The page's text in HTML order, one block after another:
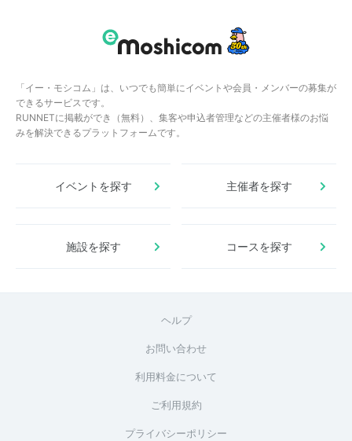
「イー・モシコム」は、いつでも簡単にイベントや会員・メンバーの募集が
できるサービスです。
RUNNETに掲載ができ（無料）、集客や申込者管理などの主催者様のお悩
みを解決できるプラットフォームです。
イベントを探す 主催者を探す
施設を探す コースを探す
ヘルプ
お問い合わせ
利用料金について
ご利用規約
プライバシーポリシー